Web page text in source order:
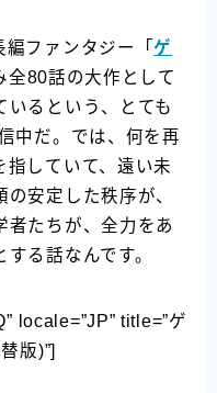
編ファンタジー「ゲ
全80話の大作として
いるという、とても
中だ。では、何を再
指していて、遠い未
安定した秩序が、
者たちが、全力をあ
る話なんです。
locale=”JP” title=”ゲ
版)”]